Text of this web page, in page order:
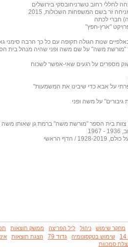
לחללי רחוב טשרניחובסקי בירושלים
זר בשם המשפחות השכולות, 2015
חברי לכתה
"ארץ-חפץ"
שנות הגולה תקופה עם כל כך הרבה סימני
משה" על שם משה ופני שהיה מנהל בית
מספרים על רגעים שאי-אפשר לשכוח
על אבא כדי שיבינו את המשמעות"
על משה ופני
צוות בית הספר "מורשת משה" ברמת גן שאותו משה
/ הדף הראשי
מחקר שימוש ניהול ליל הפריצה ממשק תוצאות
שימוש בטקסונומיה גדוד 79 הצגת תוצאות
סמכוות